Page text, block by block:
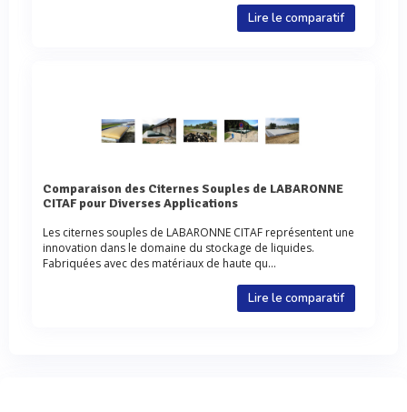
Lire le comparatif
Comparaison des Citernes Souples de LABARONNE
CITAF pour Diverses Applications
Les citernes souples de LABARONNE CITAF représentent une
innovation dans le domaine du stockage de liquides.
Fabriquées avec des matériaux de haute qu...
Lire le comparatif